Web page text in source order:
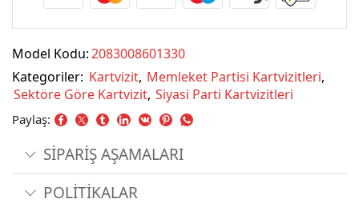
Model Kodu:2083008601330
Kategoriler: Kartvizit, Memleket Partisi Kartvizitleri,
Sektöre Göre Kartvizit, Siyasi Parti Kartvizitleri
Paylaş:
SİPARİŞ AŞAMALARI
POLİTİKALAR